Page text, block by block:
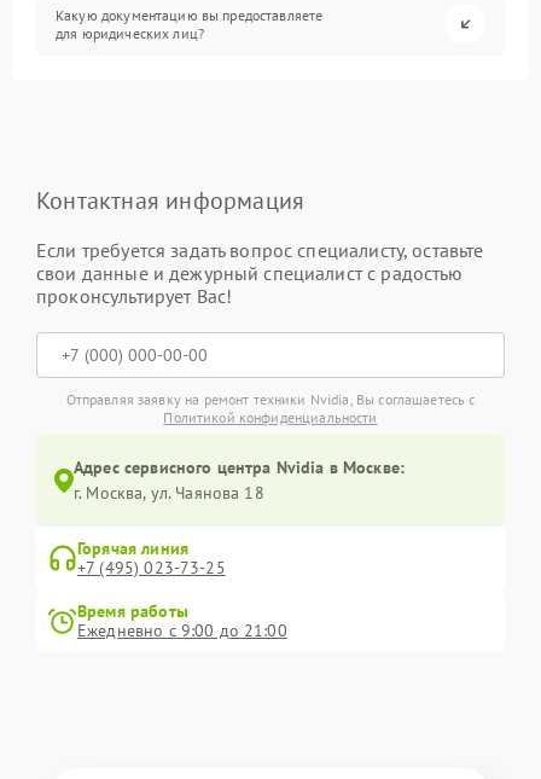
Какую документацию вы предоставляете
для юридических лиц?
Контактная информация
Если требуется задать вопрос специалисту, оставьте
свои данные и дежурный специалист с радостью
проконсультирует Вас!
Отправляя заявку на ремонт техники Nvidia, Вы соглашаетесь с
Политикой конфиденциальности
Адрес сервисного центра Nvidia в Москве:
г. Москва, ул. Чаянова 18
Горячая линия
+7 (495) 023-73-25
Время работы
Ежедневно с 9:00 до 21:00